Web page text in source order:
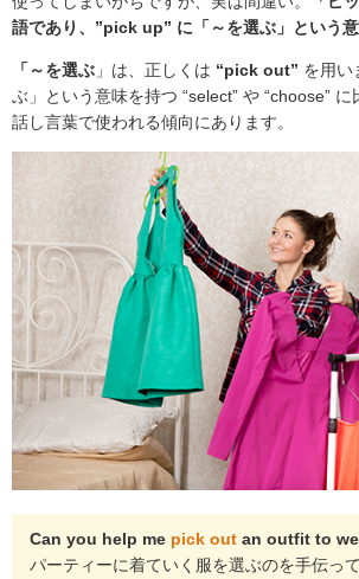
語であり、”pick up” に「～を選ぶ」という意
「～を選ぶ」は、正しくは “pick out” を用い
ぶ」という意味を持つ “select” や “choose”
話し言葉で使われる傾向にあります。
Can you help me pick outan outfit to
パーティーに着ていく服を選ぶのを手伝っ